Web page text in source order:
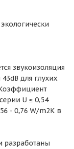
звукоизоляция
для глухих
U ≤ 0,54
- 0,76 W/m2K в
разработаны